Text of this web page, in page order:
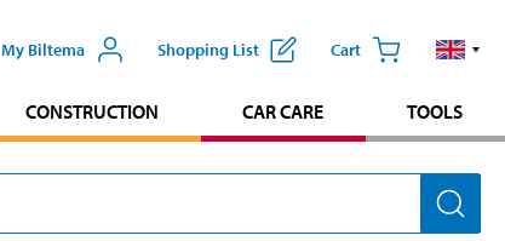
My Biltema Shopping List Cart
CONSTRUCTION CAR CARE TOOLS